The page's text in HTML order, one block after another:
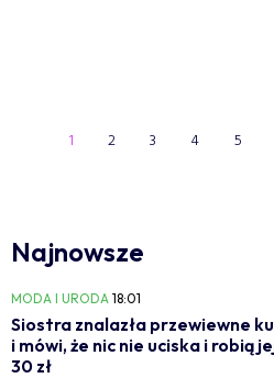
1 2 3 4 5
Najnowsze
MODA I URODA 18:01
Siostra znalazła przewiewne
i mówi, że nic nie uciska i robią
30 zł